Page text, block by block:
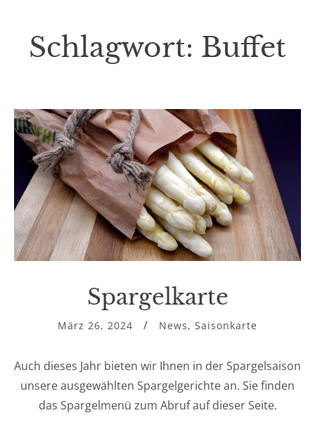
Schlagwort: Buffet
Spargelkarte
März 26, 2024 News, Saisonkarte
Auch dieses Jahr bieten wir Ihnen in der Spargelsaison
unsere ausgewählten Spargelgerichte an. Sie finden
das Spargelmenü zum Abruf auf dieser Seite.